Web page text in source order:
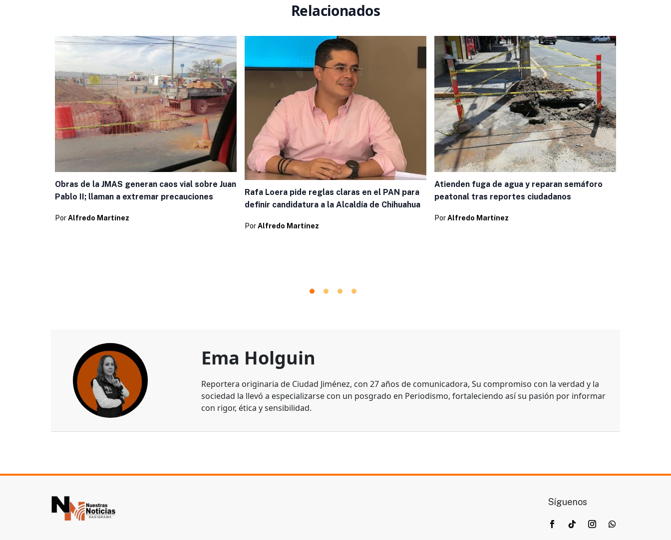
Relacionados
Obras de la JMAS generan caos vial sobre Juan
Pablo II; llaman a extremar precauciones
PorAlfredo Martínez
Rafa Loera pide reglas claras en el PAN para
definir candidatura a la Alcaldía de Chihuahua
PorAlfredo Martínez
Atienden fuga de agua y reparan semáforo
peatonal tras reportes ciudadanos
PorAlfredo Martínez
Ema Holguin
Reportera originaria de Ciudad Jiménez, con 27 años de comunicadora, Su compromiso con la verdad y la
sociedad la llevó a especializarse con un posgrado en Periodismo, fortaleciendo así su pasión por informar
con rigor, ética y sensibilidad.
Síguenos